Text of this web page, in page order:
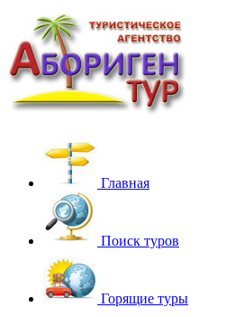
Главная
Поиск туров
Горящие туры